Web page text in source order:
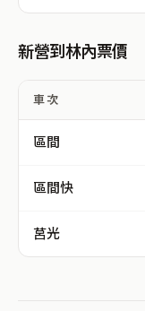
新營到林內票價
車次
區間
區間快
莒光